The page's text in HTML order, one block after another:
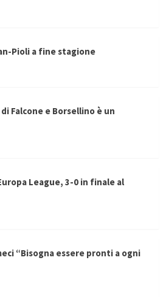
Pioli a fine stagione
Falcone e Borsellino è un
League, 3-0 in finale al
“Bisogna essere pronti a ogni